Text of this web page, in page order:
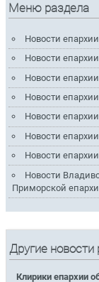
Меню раздела
Новости
Новости
Новости
Новости
Новости
Новости
Новости
Новости
Приморской
Другие новости
Клирики епархии